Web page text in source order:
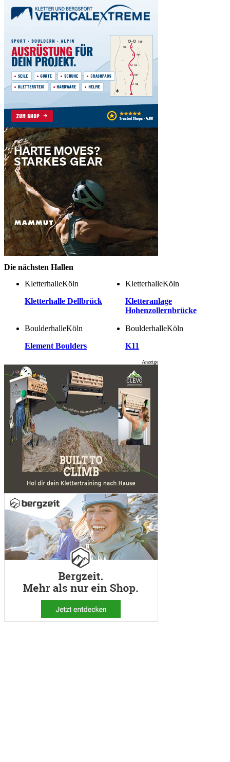
Die nächsten Hallen
KletterhalleKöln
Kletterhalle Dellbrück
KletterhalleKöln
Kletteranlage
Hohenzollernbrücke
BoulderhalleKöln
Element Boulders
BoulderhalleKöln
K11
Anzeige